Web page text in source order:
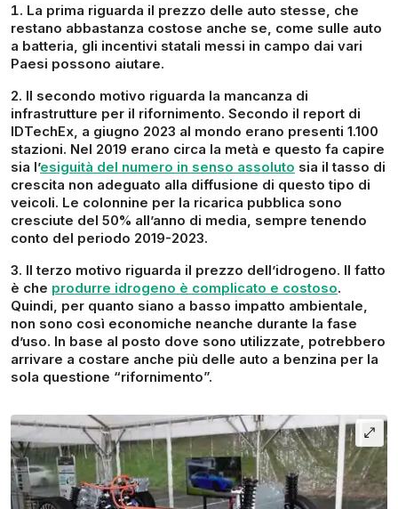
La prima riguarda il prezzo delle auto stesse, che
restano abbastanza costose anche se, come sulle auto
a batteria, gli incentivi statali messi in campo dai vari
Paesi possono aiutare.
Il secondo motivo riguarda la mancanza di
infrastrutture per il rifornimento. Secondo il report di
IDTechEx, a giugno 2023 al mondo erano presenti 1.100
stazioni. Nel 2019 erano circa la metà e questo fa capire
sia l’esiguità del numero in senso assoluto sia il tasso di
crescita non adeguato alla diffusione di questo tipo di
veicoli. Le colonnine per la ricarica pubblica sono
cresciute del 50% all’anno di media, sempre tenendo
conto del periodo 2019-2023.
Il terzo motivo riguarda il prezzo dell’idrogeno. Il fatto
è che produrre idrogeno è complicato e costoso.
Quindi, per quanto siano a basso impatto ambientale,
non sono così economiche neanche durante la fase
d’uso. In base al posto dove sono utilizzate, potrebbero
arrivare a costare anche più delle auto a benzina per la
sola questione “rifornimento”.